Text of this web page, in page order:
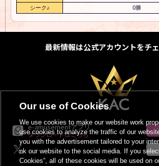
シーク♪
0勝
最新情報は公式アカウントをチ
e-amusementアプリ
ダウンロードはこちら
Our use of Cookies
We use cookies to make our website work
use cookies to analyze the traffic of our
you with the advertisement tailored to your
nk our website to the social media. If you
Cookies”, all of these cookies will be used on